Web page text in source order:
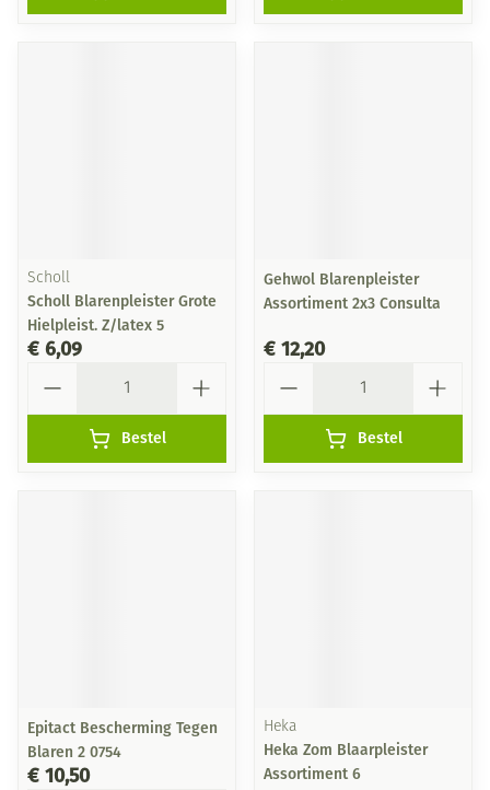
Scholl
Scholl Blarenpleister Grote
Hielpleist. Z/latex 5
€ 6,09
Bestel
Gehwol Blarenpleister
Assortiment 2x3 Consulta
€ 12,20
Bestel
Epitact Bescherming Tegen
Blaren 2 0754
€ 10,50
Heka
Heka Zom Blaarpleister
Assortiment 6